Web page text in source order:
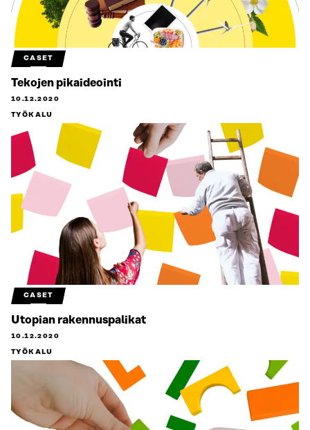
CASET
Tekojen pikaideointi
10.12.2020
TYÖKALU
CASET
Utopian rakennuspalikat
10.12.2020
TYÖKALU